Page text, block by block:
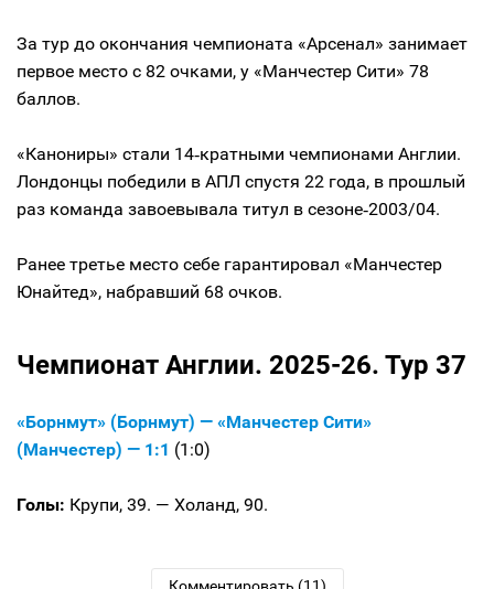
За тур до окончания чемпионата «Арсенал» занимает
первое место с 82 очками, у «Манчестер Сити» 78
баллов.
«Канониры» стали 14‑кратными чемпионами Англии.
Лондонцы победили в АПЛ спустя 22 года, в прошлый
раз команда завоевывала титул в сезоне‑2003/04.
Ранее третье место себе гарантировал «Манчестер
Юнайтед», набравший 68 очков.
Чемпионат Англии. 2025-26. Тур 37
«Борнмут» (Борнмут) — «Манчестер Сити»
(Манчестер) — 1:1 (1:0)
Голы: Крупи, 39. — Холанд, 90.